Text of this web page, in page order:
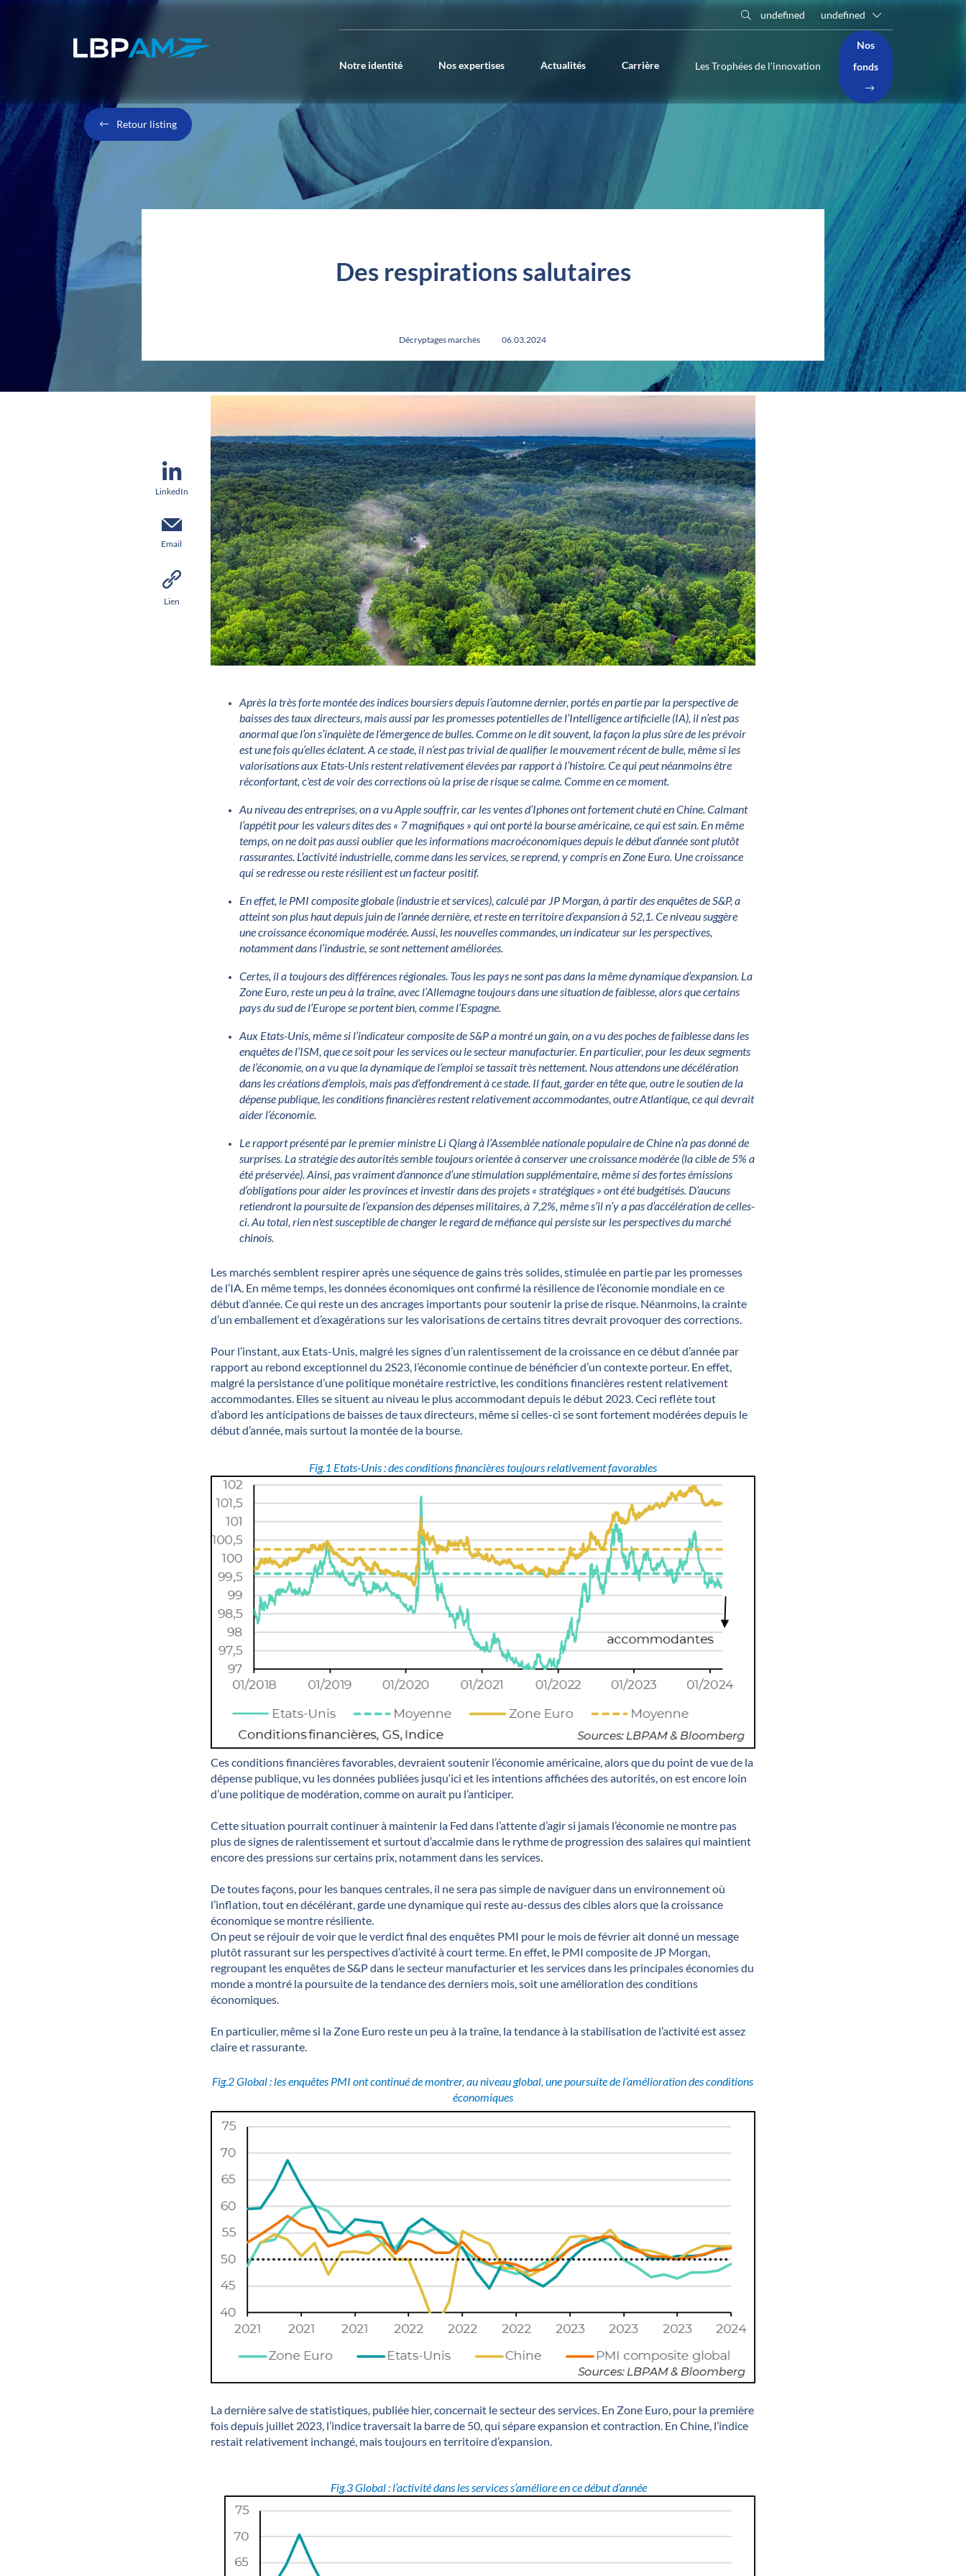
undefined undefined
Notre identité Nos expertises Actualités Carrière Les Trophées de l'innovation
Nos
fonds
Retour listing
Des respirations salutaires
Décryptages marchés 06.03.2024
LinkedIn
Email
Lien
Après la très forte montée des indices boursiers depuis l’automne dernier, portés en partie par la perspective de
baisses des taux directeurs, mais aussi par les promesses potentielles de l’Intelligence artificielle (IA), il n’est pas
anormal que l’on s’inquiète de l’émergence de bulles. Comme on le dit souvent, la façon la plus sûre de les prévoir
est une fois qu’elles éclatent. A ce stade, il n’est pas trivial de qualifier le mouvement récent de bulle, même si les
valorisations aux Etats-Unis restent relativement élevées par rapport à l’histoire. Ce qui peut néanmoins être
réconfortant, c'est de voir des corrections où la prise de risque se calme. Comme en ce moment.
Au niveau des entreprises, on a vu Apple souffrir, car les ventes d’Iphones ont fortement chuté en Chine. Calmant
l’appétit pour les valeurs dites des « 7 magnifiques » qui ont porté la bourse américaine, ce qui est sain. En même
temps, on ne doit pas aussi oublier que les informations macroéconomiques depuis le début d’année sont plutôt
rassurantes. L’activité industrielle, comme dans les services, se reprend, y compris en Zone Euro. Une croissance
qui se redresse ou reste résilient est un facteur positif.
En effet, le PMI composite globale (industrie et services), calculé par JP Morgan, à partir des enquêtes de S&P, a
atteint son plus haut depuis juin de l’année dernière, et reste en territoire d’expansion à 52,1. Ce niveau suggère
une croissance économique modérée. Aussi, les nouvelles commandes, un indicateur sur les perspectives,
notamment dans l’industrie, se sont nettement améliorées.
Certes, il a toujours des différences régionales. Tous les pays ne sont pas dans la même dynamique d’expansion. La
Zone Euro, reste un peu à la traîne, avec l’Allemagne toujours dans une situation de faiblesse, alors que certains
pays du sud de l’Europe se portent bien, comme l’Espagne.
Aux Etats-Unis, même si l’indicateur composite de S&P a montré un gain, on a vu des poches de faiblesse dans les
enquêtes de l’ISM, que ce soit pour les services ou le secteur manufacturier. En particulier, pour les deux segments
de l’économie, on a vu que la dynamique de l’emploi se tassait très nettement. Nous attendons une décélération
dans les créations d’emplois, mais pas d’effondrement à ce stade. Il faut, garder en tête que, outre le soutien de la
dépense publique, les conditions financières restent relativement accommodantes, outre Atlantique, ce qui devrait
aider l’économie.
Le rapport présenté par le premier ministre Li Qiang à l’Assemblée nationale populaire de Chine n’a pas donné de
surprises. La stratégie des autorités semble toujours orientée à conserver une croissance modérée (la cible de 5% a
été préservée). Ainsi, pas vraiment d’annonce d’une stimulation supplémentaire, même si des fortes émissions
d’obligations pour aider les provinces et investir dans des projets « stratégiques » ont été budgétisés. D’aucuns
retiendront la poursuite de l’expansion des dépenses militaires, à 7,2%, même s’il n’y a pas d’accélération de celles-
ci. Au total, rien n'est susceptible de changer le regard de méfiance qui persiste sur les perspectives du marché
chinois.
Les marchés semblent respirer après une séquence de gains très solides, stimulée en partie par les promesses
de l’IA. En même temps, les données économiques ont confirmé la résilience de l’économie mondiale en ce
début d’année. Ce qui reste un des ancrages importants pour soutenir la prise de risque. Néanmoins, la crainte
d’un emballement et d’exagérations sur les valorisations de certains titres devrait provoquer des corrections.
Pour l’instant, aux Etats-Unis, malgré les signes d’un ralentissement de la croissance en ce début d’année par
rapport au rebond exceptionnel du 2S23, l’économie continue de bénéficier d’un contexte porteur. En effet,
malgré la persistance d’une politique monétaire restrictive, les conditions financières restent relativement
accommodantes. Elles se situent au niveau le plus accommodant depuis le début 2023. Ceci reflète tout
d’abord les anticipations de baisses de taux directeurs, même si celles-ci se sont fortement modérées depuis le
début d’année, mais surtout la montée de la bourse.
Fig.1 Etats-Unis : des conditions financières toujours relativement favorables
Ces conditions financières favorables, devraient soutenir l’économie américaine, alors que du point de vue de la
dépense publique, vu les données publiées jusqu‘ici et les intentions affichées des autorités, on est encore loin
d’une politique de modération, comme on aurait pu l’anticiper.
Cette situation pourrait continuer à maintenir la Fed dans l’attente d’agir si jamais l’économie ne montre pas
plus de signes de ralentissement et surtout d’accalmie dans le rythme de progression des salaires qui maintient
encore des pressions sur certains prix, notamment dans les services.
De toutes façons, pour les banques centrales, il ne sera pas simple de naviguer dans un environnement où
l’inflation, tout en décélérant, garde une dynamique qui reste au-dessus des cibles alors que la croissance
économique se montre résiliente.
On peut se réjouir de voir que le verdict final des enquêtes PMI pour le mois de février ait donné un message
plutôt rassurant sur les perspectives d’activité à court terme. En effet, le PMI composite de JP Morgan,
regroupant les enquêtes de S&P dans le secteur manufacturier et les services dans les principales économies du
monde a montré la poursuite de la tendance des derniers mois, soit une amélioration des conditions
économiques.
En particulier, même si la Zone Euro reste un peu à la traîne, la tendance à la stabilisation de l’activité est assez
claire et rassurante.
Fig.2 Global : les enquêtes PMI ont continué de montrer, au niveau global, une poursuite de l’amélioration des conditions
économiques
La dernière salve de statistiques, publiée hier, concernait le secteur des services. En Zone Euro, pour la première
fois depuis juillet 2023, l’indice traversait la barre de 50, qui sépare expansion et contraction. En Chine, l’indice
restait relativement inchangé, mais toujours en territoire d’expansion.
Fig.3Global : l’activité dans les services s’améliore en ce début d’année